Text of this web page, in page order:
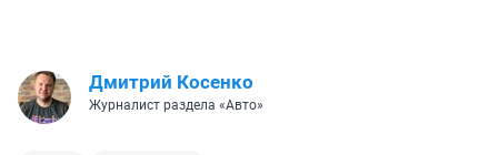
Дмитрий Косенко
Журналист раздела «Авто»